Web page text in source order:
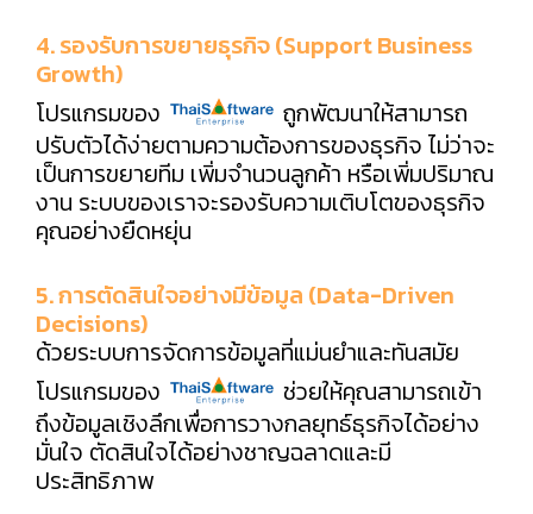
4. รองรับการขยายธุรกิจ (Support Business
Growth)
โปรแกรมของ
ถูกพัฒนาให้สามารถ
ปรับตัวได้ง่ายตามความต้องการของธุรกิจ ไม่ว่าจะ
เป็นการขยายทีม เพิ่มจำนวนลูกค้า หรือเพิ่มปริมาณ
งาน ระบบของเราจะรองรับความเติบโตของธุรกิจ
คุณอย่างยืดหยุ่น
5. การตัดสินใจอย่างมีข้อมูล (Data-Driven
Decisions)
ด้วยระบบการจัดการข้อมูลที่แม่นยำและทันสมัย
โปรแกรมของ
ช่วยให้คุณสามารถเข้า
ถึงข้อมูลเชิงลึกเพื่อการวางกลยุทธ์ธุรกิจได้อย่าง
มั่นใจ ตัดสินใจได้อย่างชาญฉลาดและมี
ประสิทธิภาพ